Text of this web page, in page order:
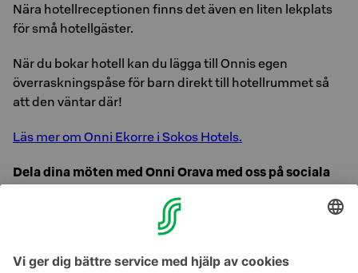
Nära hotellreceptionen finns det även en liten lekplats
för små hotellgäster.
När du bokar hotell kan du lägga till Onnis egen
överraskningspåse för barn direkt till hotellrummet så
att den väntar där!
Läs mer om Onni Ekorre i Sokos Hotels.
Dela dina möten med Onni Orava med oss ​​på sociala
Instagram